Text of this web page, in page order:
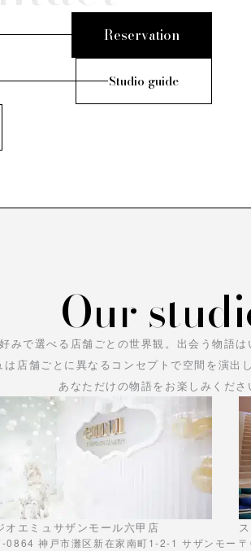
Reservation
Studio guide
Our
好みで選べる店舗ごとの世界観。 出会う物語は
は店舗ごとに異なるコンセプトで空間を演出
あなただけの物語をお楽しみくださ
オエミュサザンモール六甲店
0864 神戸市灘区新在家南町1-2-1 サザンモー